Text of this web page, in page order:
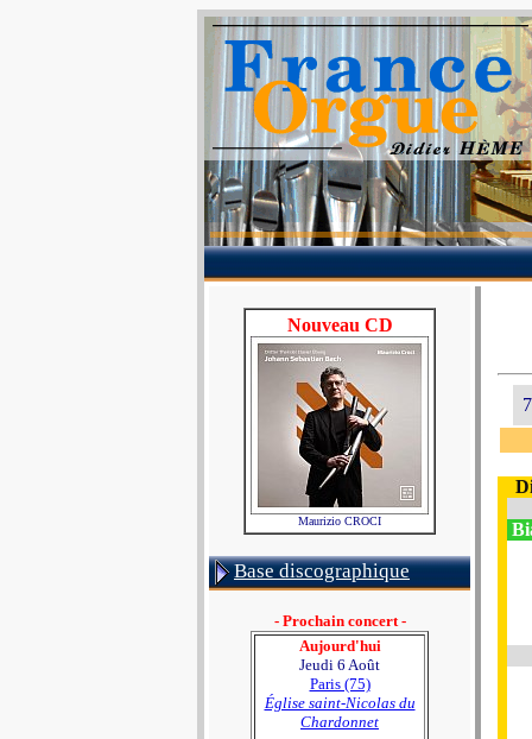
Nouveau CD
Maurizio CROCI
Base discographique
- Prochain concert -
Aujourd'hui
Jeudi 6 Août
Paris (75)
Église saint-Nicolas du
Chardonnet